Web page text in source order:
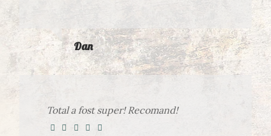
Dan
Total a fost super! Recomand!